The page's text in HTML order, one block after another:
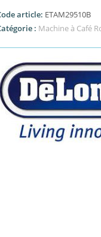
article: ETAM29510B
: Machine à Café